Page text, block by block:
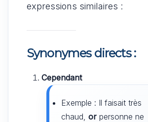
expressions similaires :
Synonymes directs :
Cependant
Exemple : Il faisait très
chaud, or personne ne